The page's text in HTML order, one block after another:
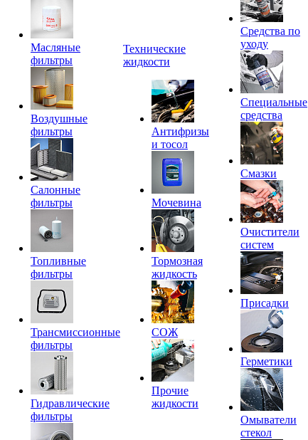
Масляные
фильтры
Воздушные
фильтры
Салонные
фильтры
Топливные
фильтры
Трансмиссионные
фильтры
Гидравлические
фильтры
Технические
жидкости
Антифризы
и тосол
Мочевина
Тормозная
жидкость
СОЖ
Прочие
жидкости
Средства по
уходу
Специальные
средства
Смазки
Очистители
систем
Присадки
Герметики
Омыватели
стекол